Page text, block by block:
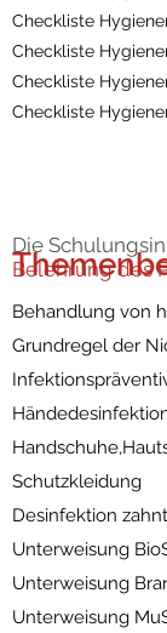
Checkliste
Checkliste
Checkliste
Checkliste
Die
Belehrung des
Behandlung von
Grundregel der
Schutzkleidung
Desinfektion
Unterweisung
Unterweisung
Unterweisung